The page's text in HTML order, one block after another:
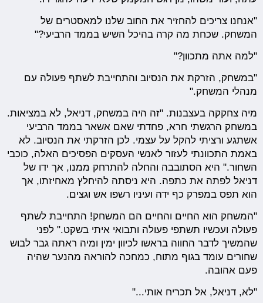
"אנחנו צריכים להחזיר את החוב שלנו למאסטרים של
המשחק. שכחת מה קרה בהיכל השיש בממד הרביעי?"
"למה אתה מתכוון?"
"במשחק, הזרקת את הנסיוב והתחייבת לשתף פעולה עם
מנהלי המשחק."
מיה צחקקה בעצבנות. "זה היה במשחק, דניאל, לא במציאות.
במשחק הרגשתי חרא, פחדתי שאם אשאר בממד הרביעי
אשתגע ורציתי להקל על עצמי. לכן הזרקתי את הנסיוב. לא
באמת התכוונתי לעזור לאנשי העסקים הפסיכים האלה, כוכבי
השחור." היא הסתובבה והחלה להתרחק ממנו, אך ידו של
דניאל לפתה את כתפה. היא ניסתה להיחלץ מאחיזתו, אך
הוא תפס במפרק כף ידה ועיניו רשפו אש וגצים.
"המשחק הוא החיים והחיים הם המשחק! התחייבת לשתף
פעולה ועכשיו תשתפי פעולה ותבואי איתי בשקט." לפני
שהמשיך לדבר החווה בראשו לכיוון ימין ומיה ראתה גבר לבוש
שחורים עומד בגוף מתוח, כמחכה להוראה מהנער שהיה
פעם אהובה.
"לא, דניאל, אל תכריח אותי..."